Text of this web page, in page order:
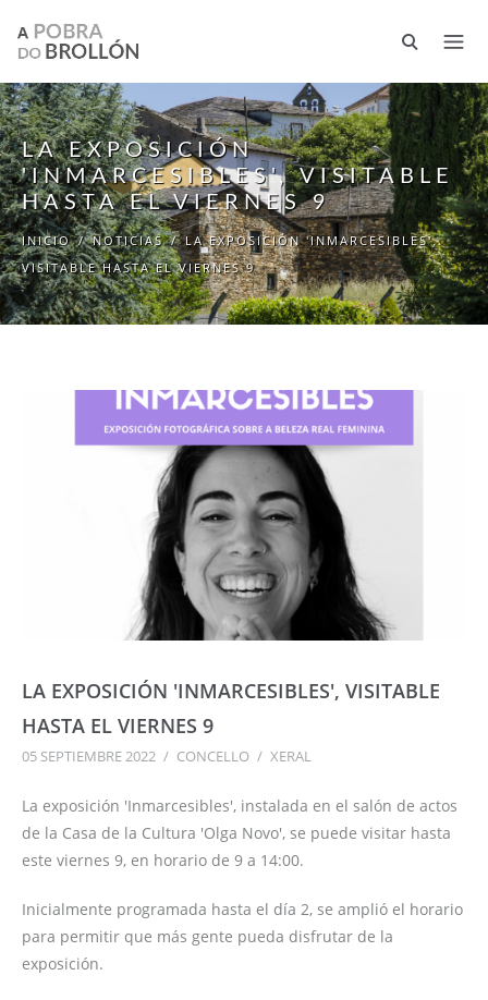
LA EXPOSICIÓN
'INMARCESIBLES', VISITABLE
HASTA EL VIERNES 9
INICIO / NOTICIAS / LA EXPOSICIÓN 'INMARCESIBLES',
VISITABLE HASTA EL VIERNES 9
LA EXPOSICIÓN 'INMARCESIBLES', VISITABLE
HASTA EL VIERNES 9
05 SEPTIEMBRE 2022 / CONCELLO / XERAL
La exposición 'Inmarcesibles', instalada en el salón de actos
de la Casa de la Cultura 'Olga Novo', se puede visitar hasta
este viernes 9, en horario de 9 a 14:00.
Inicialmente programada hasta el día 2, se amplió el horario
para permitir que más gente pueda disfrutar de la
exposición.